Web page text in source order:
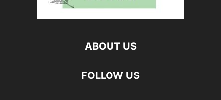
ABOUT US
FOLLOW US